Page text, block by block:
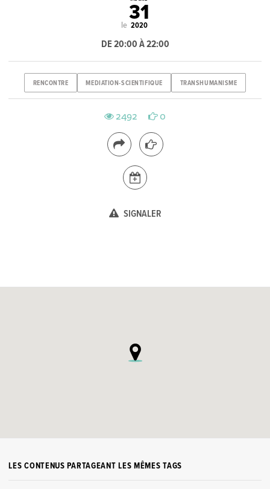
le31
2020
DE 20:00 À 22:00
RENCONTRE MEDIATION-SCIENTIFIQUE TRANSHUMANISME
2492 0
SIGNALER
LES CONTENUS PARTAGEANT LES MÊMES TAGS